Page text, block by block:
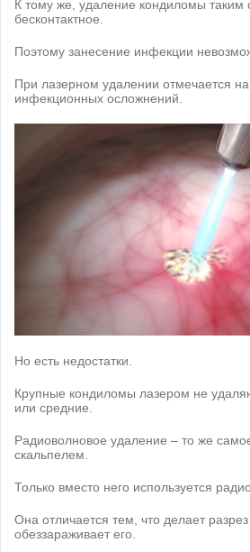
К тому же, удаление кондиломы таким
бесконтактное.
Поэтому занесение инфекции
При лазерном удалении отмечается
инфекционных осложнений.
Но есть недостатки.
Крупные кондиломы лазером не
или средние.
Радиоволновое удаление – то же
скальпелем.
Только вместо него используется
Она отличается тем, что делает разрез
обеззараживает его.